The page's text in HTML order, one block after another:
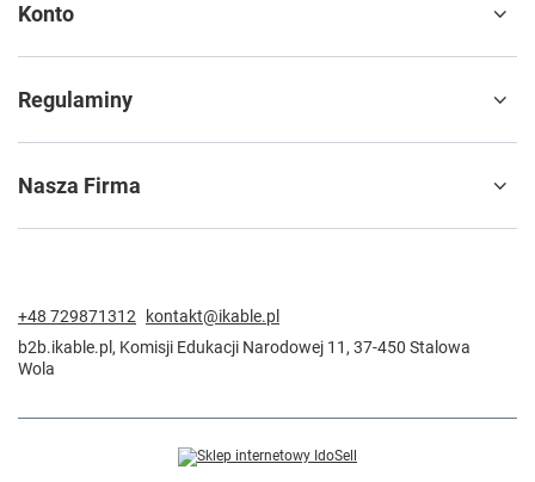
Konto
Regulaminy
Nasza Firma
+48 729871312
kontakt@ikable.pl
b2b.ikable.pl , Komisji Edukacji Narodowej 11 , 37-450 Stalowa
Wola